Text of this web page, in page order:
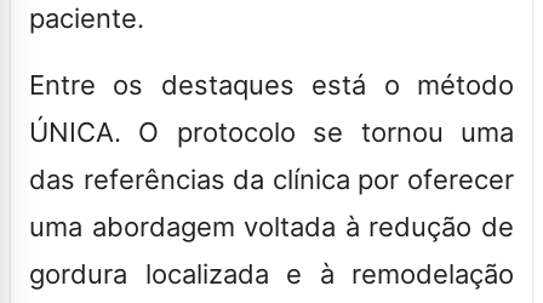
paciente.
Entre os destaques está o método
ÚNICA. O protocolo se tornou uma
das referências da clínica por oferecer
uma abordagem voltada à redução de
gordura localizada e à remodelação